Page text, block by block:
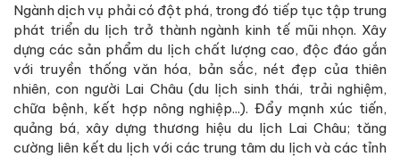
Ngành dịch vụ phải có đột phá, trong đó tiếp tục tập trung
phát triển du lịch trở thành ngành kinh tế mũi nhọn. Xây
dựng các sản phẩm du lịch chất lượng cao, độc đáo gắn
với truyền thống văn hóa, bản sắc, nét đẹp của thiên
nhiên, con người Lai Châu (du lịch sinh thái, trải nghiệm,
chữa bệnh, kết hợp nông nghiệp...). Đẩy mạnh xúc tiến,
quảng bá, xây dựng thương hiệu du lịch Lai Châu; tăng
cường liên kết du lịch với các trung tâm du lịch và các tỉnh